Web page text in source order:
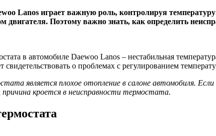
Lanos играет важную роль, контролируя
Поэтому важно знать, как определить
в автомобиле Daewoo Lanos – нестабильная
свидетельствовать о проблемах с регулированием
является плохое отопление в салоне автомобиля.
кроется в неисправности термостата.